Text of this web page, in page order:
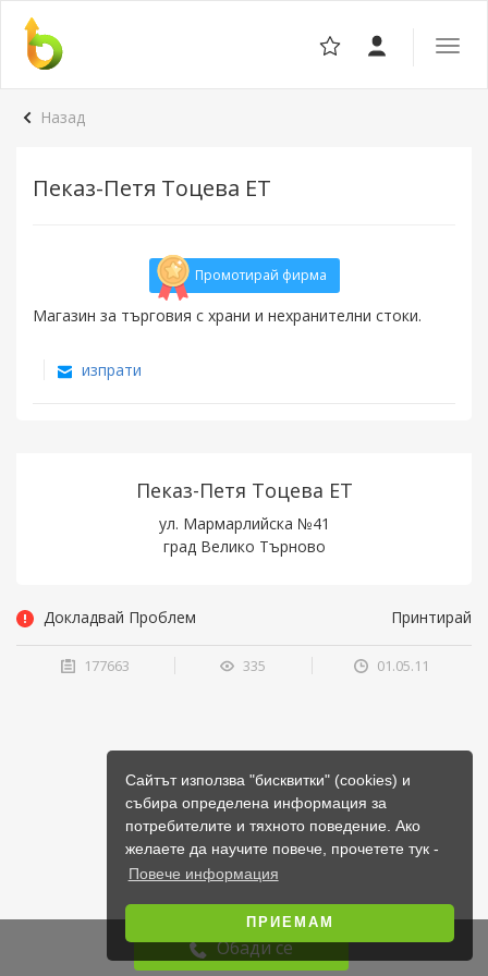
Сайтът използва "бисквитки" (cookies) и
събира определена информация за
потребителите и тяхното поведение. Ако
желаете да научите повече, прочетете тук -
Повече информация
ПРИЕМАМ
Назад
Пеказ-Петя Тоцева ЕТ
Промотирай фирма
Магазин за търговия с храни и нехранителни стоки.
изпрати
Пеказ-Петя Тоцева ЕТ
ул. Мармарлийска №41
град Велико Търново
Обади се
Докладвай Проблем Принтирай
177663 335 01.05.11